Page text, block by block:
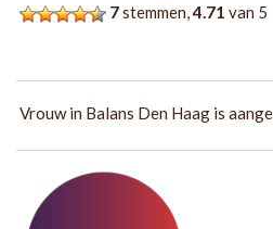
7stemmen,4.71 van 5
Vrouw in Balans Den Haag is